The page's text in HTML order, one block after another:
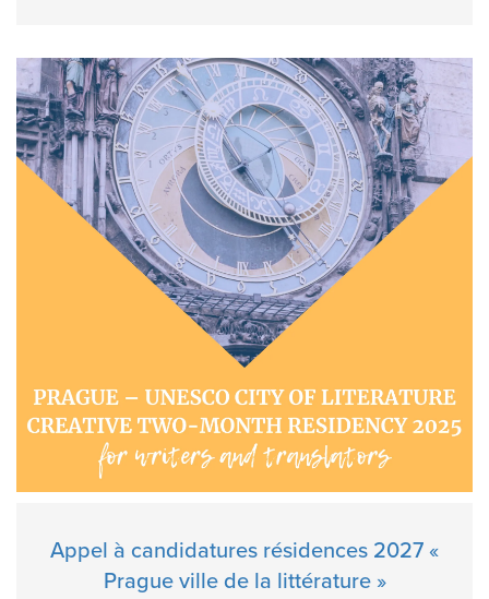
Appel à candidatures résidences 2027 «
Prague ville de la littérature »